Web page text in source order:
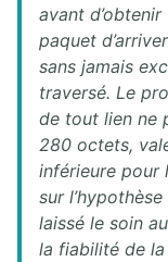
avant
paquet
sans jamais
traversé. Le
de tout lien ne
280 octets,
inférieure pour
sur
laissé le soin
la fiabilité de